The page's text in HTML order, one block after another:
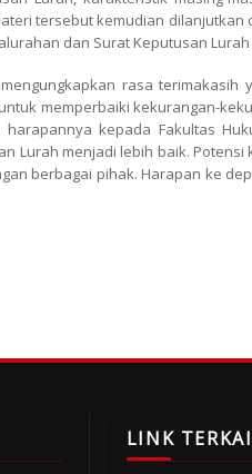
tersebut kemudian
dan Surat Keputusan
rasa
memperbaiki kekurangan-
kepada Fakultas
Lurah menjadi lebih baik.
berbagai pihak. Harapan ke
LINK